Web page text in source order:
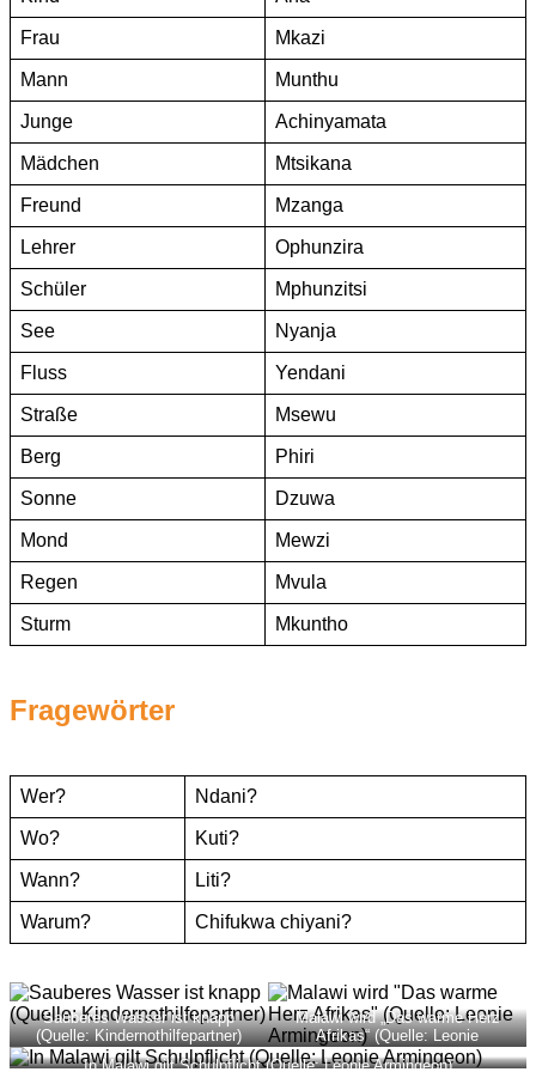
Frau Mkazi
Mann Munthu
Junge Achinyamata
Mädchen Mtsikana
Freund Mzanga
Lehrer Ophunzira
Schüler Mphunzitsi
See Nyanja
Fluss Yendani
Straße Msewu
Berg Phiri
Sonne Dzuwa
Mond Mewzi
Regen Mvula
Sturm Mkuntho
Fragewörter
Wer? Ndani?
Wo? Kuti?
Wann? Liti?
Warum? Chifukwa chiyani?
Sauberes Wasser ist knapp
(Quelle: Kindernothilfepartner)
Malawi wird „Das warme Herz
Afrikas“ (Quelle: Leonie
Armingeon)
In Malawi gilt Schulpflicht (Quelle: Leonie Armingeon)